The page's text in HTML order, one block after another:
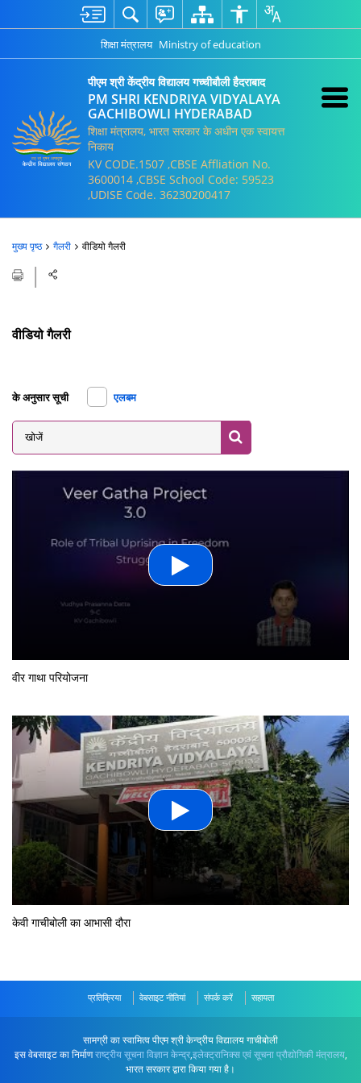
शिक्षा मंत्रालय Ministry of education
पीएम श्री केंद्रीय विद्यालय गच्चीबौली हैदराबाद
PM SHRI KENDRIYA VIDYALAYA
GACHIBOWLI HYDERABAD
शिक्षा मंत्रालय, भारत सरकार के अधीन एक स्वायत्त
निकाय
KV CODE.1507 ,CBSE Affliation No.
3600014 ,CBSE School Code: 59523
,UDISE Code. 36230200417
मुख्य पृष्ठ गैलरी वीडियो गैलरी
वीडियो गैलरी
के अनुसार सूची एलबम
Search
वीर गाथा परियोजना
केवी गाचीबोली का आभासी दौरा
प्रतिक्रिया वेबसाइट नीतियां संपर्क करें सहायता
सामग्री का स्वामित्व पीएम श्री केन्द्रीय विद्यालय गाचीबोली
इस वेबसाइट का निर्माणराष्ट्रीय सूचना विज्ञान केन्द्र,इलेक्ट्रानिक्स एवं सूचना प्रौद्योगिकी मंत्रालय,
भारत सरकार द्वारा किया गया है।